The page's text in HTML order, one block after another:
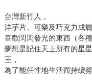
台灣新竹人，
洋芋片、可樂及巧克力成癮
喜歡閃閃發光的東西（各
夢想是記住天上所有的星
王，
為了能任性地生活而持續努